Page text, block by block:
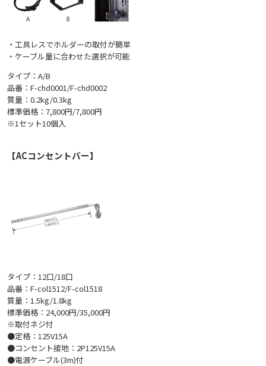
・工具レスでホルダーの取付が簡単
・ケーブル量に合わせた選択が可能
タイプ：A/B
品番：F-chd0001/F-chd0002
質量：0.2kg/0.3kg
標準価格：7,800円/7,800円
※1セット10個入
【ACコンセントバー】
タイプ：12口/18口
品番：F-col1512/F-col1518
質量：1.5kg/1.8kg
標準価格：24,000円/35,000円
※取付ネジ付
●定格：125V15A
●コンセント接地：2P125V15A
●電源ケーブル(3m)付